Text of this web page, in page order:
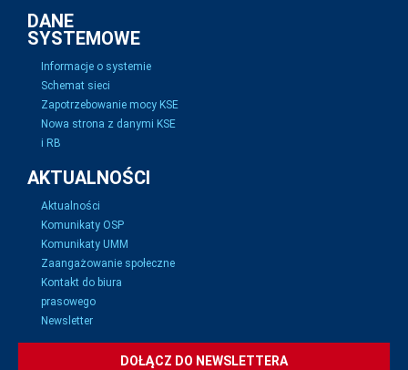
DANE
SYSTEMOWE
Informacje o systemie
Schemat sieci
Zapotrzebowanie mocy KSE
Nowa strona z danymi KSE
i RB
AKTUALNOŚCI
Aktualności
Komunikaty OSP
Komunikaty UMM
Zaangażowanie społeczne
Kontakt do biura
prasowego
Newsletter
DOŁĄCZ DO NEWSLETTERA